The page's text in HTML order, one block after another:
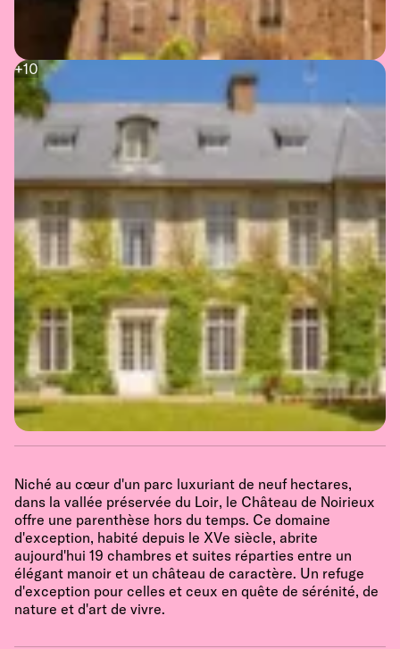
Niché au cœur d'un parc luxuriant de neuf hectares,
dans la vallée préservée du Loir, le Château de Noirieux
offre une parenthèse hors du temps. Ce domaine
d'exception, habité depuis le XVe siècle, abrite
aujourd'hui 19 chambres et suites réparties entre un
élégant manoir et un château de caractère. Un refuge
d'exception pour celles et ceux en quête de sérénité, de
nature et d'art de vivre.